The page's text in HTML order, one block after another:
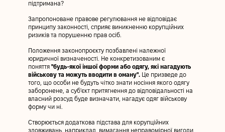
підтримана?
Запропоноване правове регулювання не відповідає
принципу законності, сприяє виникненню корупційних
ризиків та порушенню прав осіб.
Положення законопроєкту позбавлені належної
юридичної визначеності. Не конкретизованим є
поняття "будь-якої іншої форми або одягу, які нагадують
військову та можуть вводити в оману".
Це призведе до
того, що особи не будуть чітко знати носіння якого одягу
заборонене, а суб'єкт притягнення до відповідальності на
власний розсуд буде визначати, нагадує одяг військову
форму чи ні.
Створюється додаткова підстава для корупційних
зловживань, наприклад, вимагання неправомірної вигоди